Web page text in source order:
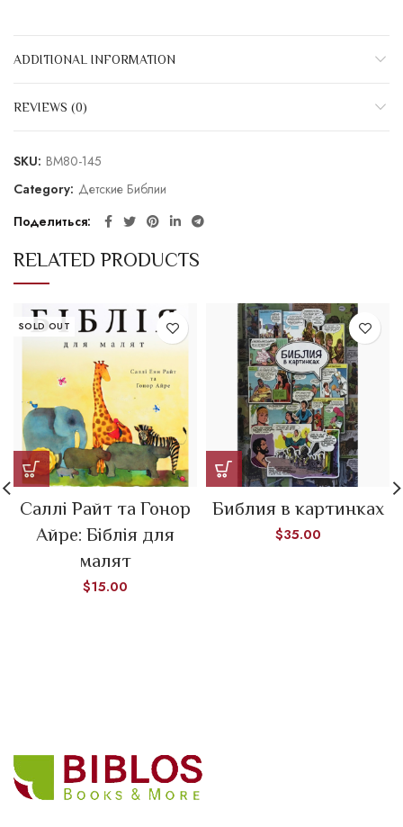
ADDITIONAL INFORMATION
REVIEWS (0)
SKU: BM80-145
Category: Детские Библии
Поделиться
RELATED PRODUCTS
SOLD OUT
Саллі Райт та Гонор
Айре: Біблія для
малят
$15.00
Библия в картинках
$35.00